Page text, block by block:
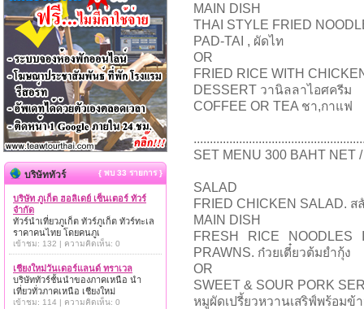
MAIN DISH
THAI STYLE FRIED
PAD-TAI , ผัดไท
OR
FRIED RICE WITH
DESSERT วานิลลาไอศครีม
COFFEE OR TEA ชา,กาแฟ
SET MENU 300 BAHT NET
SALAD
FRIED CHICKEN SALAD. ส
MAIN DISH
FRESH RICE
PRAWNS. ก๋วยเตี๋ยวต้มยำกุ้ง
OR
SWEET & SOUR PORK
หมูผัดเปรี้ยวหวานเสริฟ์พร้อมข้
บริษัททัวร์ { พบ 33 รายการ }
บริษัท ภูเก็ต ฮอลิเดย์ เซ็นเตอร์ ทัวร์
จำกัด
ทัวร์นำเที่ยวภูเก็ต ทัวร์ภูเก็ต ทัวร์ทะเล
ราคาคนไทย โดยคนภูเ
เข้าชม: 132 | ความคิดเห็น: 0
เชียงใหม่วันเดอร์แลนด์ ทราเวล
บริษัททัวร์ชั้นนำของภาคเหนือ นำ
เที่ยวทั่วภาคเหนือ เชียงใหม่
เข้าชม: 114 | ความคิดเห็น: 0